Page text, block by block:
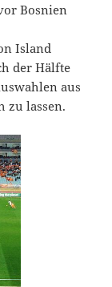
Bosnien
Island
der Hälfte
aus
zu lassen.